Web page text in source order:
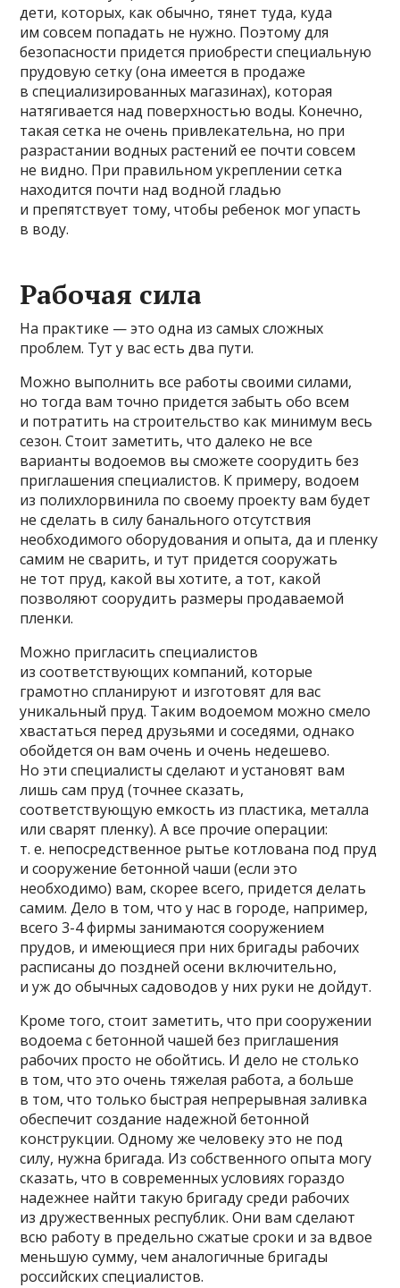
дети, которых, как обычно, тянет туда, куда
им совсем попадать не нужно. Поэтому для
безопасности придется приобрести специальную
прудовую сетку (она имеется в продаже
в специализированных магазинах), которая
натягивается над поверхностью воды. Конечно,
такая сетка не очень привлекательна, но при
разрастании водных растений ее почти совсем
не видно. При правильном укреплении сетка
находится почти над водной гладью
и препятствует тому, чтобы ребенок мог упасть
в воду.
Рабочая сила
На практике — это одна из самых сложных
проблем. Тут у вас есть два пути.
Можно выполнить все работы своими силами,
но тогда вам точно придется забыть обо всем
и потратить на строительство как минимум весь
сезон. Стоит заметить, что далеко не все
варианты водоемов вы сможете соорудить без
приглашения специалистов. К примеру, водоем
из полихлорвинила по своему проекту вам будет
не сделать в силу банального отсутствия
необходимого оборудования и опыта, да и пленку
самим не сварить, и тут придется сооружать
не тот пруд, какой вы хотите, а тот, какой
позволяют соорудить размеры продаваемой
пленки.
Можно пригласить специалистов
из соответствующих компаний, которые
грамотно спланируют и изготовят для вас
уникальный пруд. Таким водоемом можно смело
хвастаться перед друзьями и соседями, однако
обойдется он вам очень и очень недешево.
Но эти специалисты сделают и установят вам
лишь сам пруд (точнее сказать,
соответствующую емкость из пластика, металла
или сварят пленку). А все прочие операции:
т. е. непосредственное рытье котлована под пруд
и сооружение бетонной чаши (если это
необходимо) вам, скорее всего, придется делать
самим. Дело в том, что у нас в городе, например,
всего 3-4 фирмы занимаются сооружением
прудов, и имеющиеся при них бригады рабочих
расписаны до поздней осени включительно,
и уж до обычных садоводов у них руки не дойдут.
Кроме того, стоит заметить, что при сооружении
водоема с бетонной чашей без приглашения
рабочих просто не обойтись. И дело не столько
в том, что это очень тяжелая работа, а больше
в том, что только быстрая непрерывная заливка
обеспечит создание надежной бетонной
конструкции. Одному же человеку это не под
силу, нужна бригада. Из собственного опыта могу
сказать, что в современных условиях гораздо
надежнее найти такую бригаду среди рабочих
из дружественных республик. Они вам сделают
всю работу в предельно сжатые сроки и за вдвое
меньшую сумму, чем аналогичные бригады
российских специалистов.